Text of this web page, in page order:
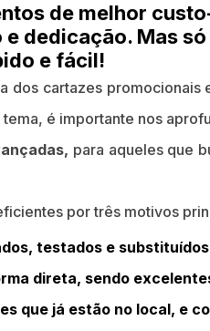
de melhor
dedicação. Mas
e fácil!
dos cartazes promocionais
é importante nos
para aqueles que
por três motivos
testados e
direta, sendo
que já estão no local, e